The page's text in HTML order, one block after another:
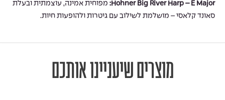
Hohner Big River Harp – E Major:
מפוחית אמינה, עוצמתית ובעלת
סאונד קלאסי – מושלמת לשילוב עם גיטרות ולהופעות חיות.
מוצרים שיעניינו אותכם